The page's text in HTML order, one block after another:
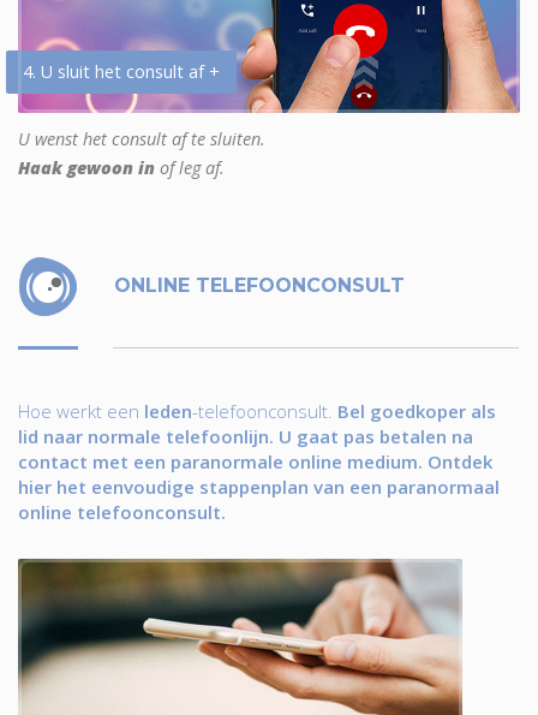
4. U sluit het consult af +
U wenst het consult af te sluiten.
Haak gewoon in of leg af.
ONLINE TELEFOONCONSULT
Hoe werkt een leden-telefoonconsult. Bel goedkoper als
lid naar normale telefoonlijn. U gaat pas betalen na
contact met een paranormale online medium. Ontdek
hier het eenvoudige stappenplan van een paranormaal
online telefoonconsult.